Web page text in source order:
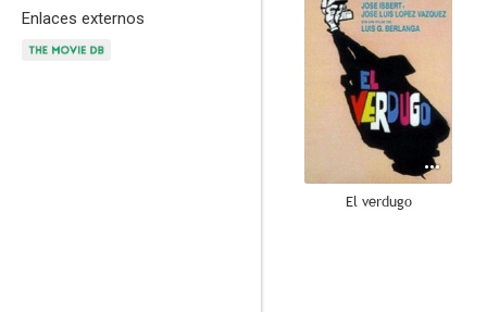
Enlaces externos
El verdugo